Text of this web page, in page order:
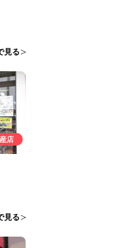
見る
店
見る